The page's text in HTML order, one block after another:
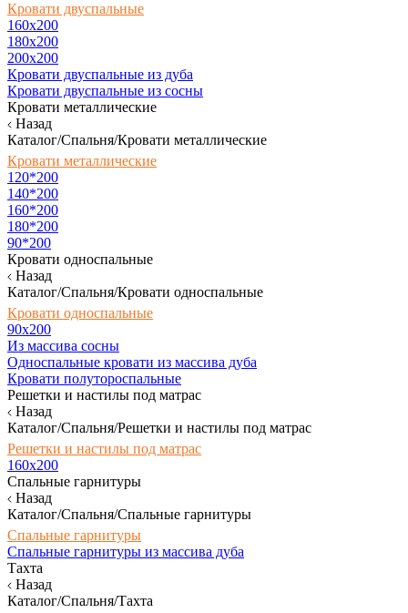
Кровати двуспальные
160х200
180x200
200x200
Кровати двуспальные из дуба
Кровати двуспальные из сосны
Кровати металлические
Назад
Каталог/Спальня/Кровати металлические
Кровати металлические
120*200
140*200
160*200
180*200
90*200
Кровати односпальные
Назад
Каталог/Спальня/Кровати односпальные
Кровати односпальные
90х200
Из массива сосны
Односпальные кровати из массива дуба
Кровати полутороспальные
Решетки и настилы под матрас
Назад
Каталог/Спальня/Решетки и настилы под матрас
Решетки и настилы под матрас
160х200
Спальные гарнитуры
Назад
Каталог/Спальня/Спальные гарнитуры
Спальные гарнитуры
Спальные гарнитуры из массива дуба
Тахта
Назад
Каталог/Спальня/Тахта